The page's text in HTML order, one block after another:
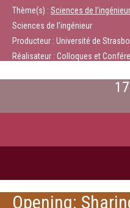
Thème(s) : Sciences de l’ingénieur
Sciences de l’ingénieur
Producteur : Université de
Réalisateur : Colloques et
Opening: